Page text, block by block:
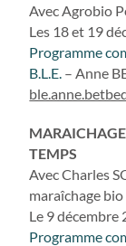
Avec Agrobio
Les 18 et 19
Programme
B.L.E. – Anne
TEMPS
Avec Charles
maraîchage bio
Le 9 décembre
Programme